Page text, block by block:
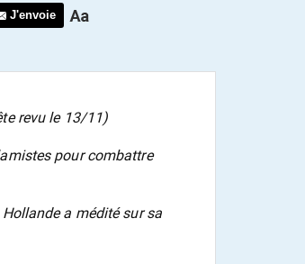
J'envoie
revu le 13/11)
pour combattre
a médité sur sa